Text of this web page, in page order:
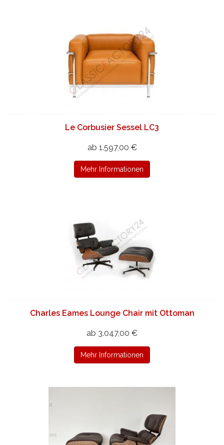
Le Corbusier Sessel LC3
ab 1.597,00 €
Mehr Informationen
Charles Eames Lounge Chair mit Ottoman
ab 3.047,00 €
Mehr Informationen